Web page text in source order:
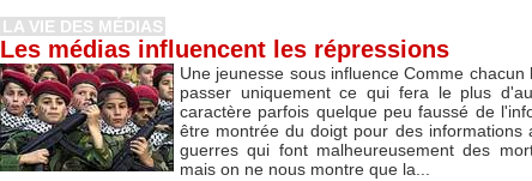
LA VIE DES MÉDIAS
Les médias influencent les répressions
Une jeunesse sous influence Comme
passer uniquement ce qui fera le plus
caractère parfois quelque peu faussé de
être montrée du doigt pour des informations
guerres qui font malheureusement des
mais on ne nous montre que la...